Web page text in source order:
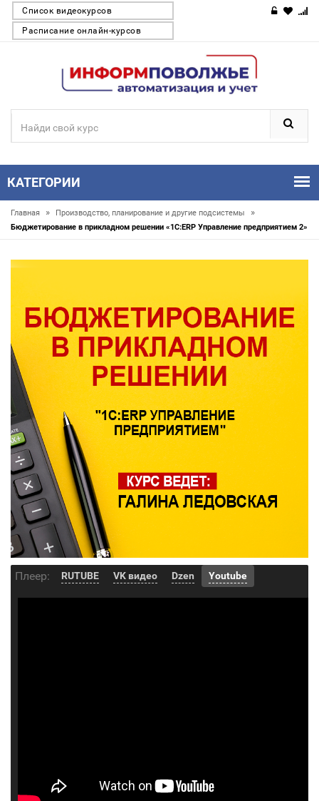
Список видеокурсов
Расписание онлайн-курсов
КАТЕГОРИИ
Главная » Производство, планирование и другие подсистемы »
Бюджетирование в прикладном решении «1С:ERP Управление предприятием 2»
Плеер: RUTUBE VK видео Dzen Youtube